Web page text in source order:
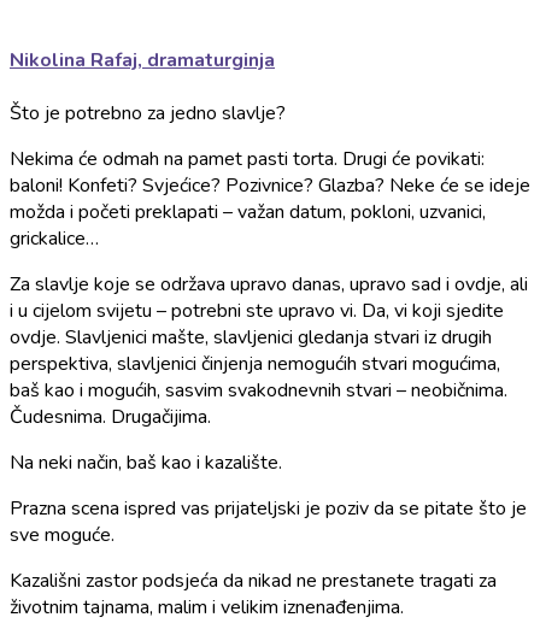
Nikolina Rafaj, dramaturginja
Što je potrebno za jedno slavlje?
Nekima će odmah na pamet pasti torta. Drugi će povikati:
baloni! Konfeti? Svjećice? Pozivnice? Glazba? Neke će se ideje
možda i početi preklapati – važan datum, pokloni, uzvanici,
grickalice…
Za slavlje koje se održava upravo danas, upravo sad i ovdje, ali
i u cijelom svijetu – potrebni ste upravo vi. Da, vi koji sjedite
ovdje. Slavljenici mašte, slavljenici gledanja stvari iz drugih
perspektiva, slavljenici činjenja nemogućih stvari mogućima,
baš kao i mogućih, sasvim svakodnevnih stvari – neobičnima.
Čudesnima. Drugačijima.
Na neki način, baš kao i kazalište.
Prazna scena ispred vas prijateljski je poziv da se pitate što je
sve moguće.
Kazališni zastor podsjeća da nikad ne prestanete tragati za
životnim tajnama, malim i velikim iznenađenjima.